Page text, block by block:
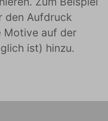
den Aufdruck
Motive auf der
ist) hinzu.